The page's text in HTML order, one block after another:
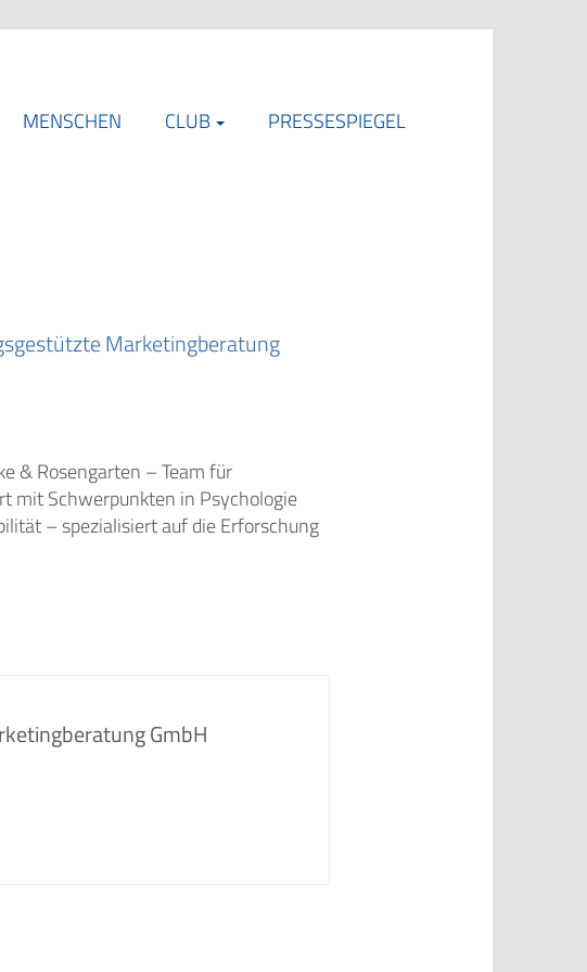
MENSCHEN CLUB PRESSESPIEGEL
Marketingberatung
& Rosengarten – Team für
mit Schwerpunkten in Psychologie
– spezialisiert auf die Erforschung
GmbH